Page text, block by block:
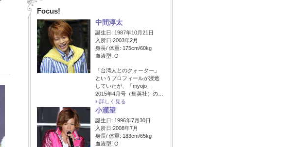
Focus!
中間淳太
誕生日: 1987年10月21日
入所日:2003年2月
身長/ 体重: 175cm/60kg
血液型: O
「台湾人とのクォーター」
というプロフィールが浸透
していたが、「myojo」
2015年4月号（集英社）の…
詳しく見る
小瀧望
誕生日: 1996年7月30日
入所日:2008年7月
身長/ 体重: 183cm/65kg
血液型: O